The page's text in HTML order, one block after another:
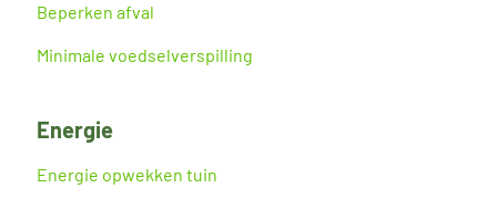
Beperken afval
Minimale voedselverspilling
Energie
Energie opwekken tuin